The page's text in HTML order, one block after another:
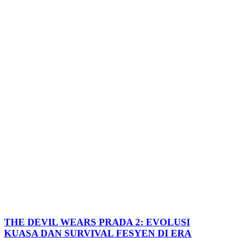
THE DEVIL WEARS PRADA 2: EVOLUSI
KUASA DAN SURVIVAL FESYEN DI ERA